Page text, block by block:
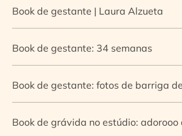
Book de gestante | Laura Alzueta
Book de gestante: 34 semanas
Book de gestante: fotos de barriga
Book de grávida no estúdio: adorooo